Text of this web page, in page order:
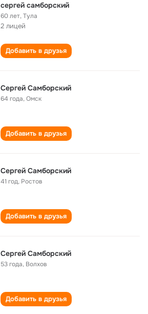
сергей самборский
60 лет,Тула
2 лицей
Добавить в друзья
Сергей Самборский
64 года,Омск
Добавить в друзья
Сергей Самборский
41 год, Ростов
Добавить в друзья
Сергей Самборский
53 года, Волхов
Добавить в друзья